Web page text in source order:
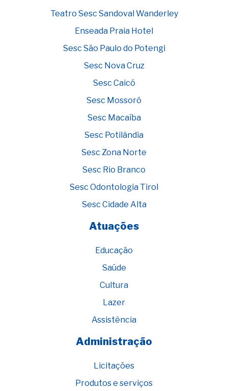
Teatro Sesc Sandoval Wanderley
Enseada Praia Hotel
Sesc São Paulo do Potengi
Sesc Nova Cruz
Sesc Caicó
Sesc Mossoró
Sesc Macaíba
Sesc Potilândia
Sesc Zona Norte
Sesc Rio Branco
Sesc Odontologia Tirol
Sesc Cidade Alta
Atuações
Educação
Saúde
Cultura
Lazer
Assistência
Administração
Licitações
Produtos e serviços